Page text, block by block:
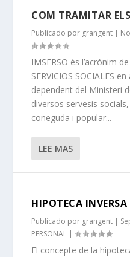
COM TRAMITAR
Publicado por grangent |
IMSERSO és l’acrónim
SERVICIOS SOCIALES
dependent del Ministeri
diversos servesis
coneguda i popular...
LEE MAS
HIPOTECA INVERSA
Publicado por grangent |
PERSONAL |
El concepte de la